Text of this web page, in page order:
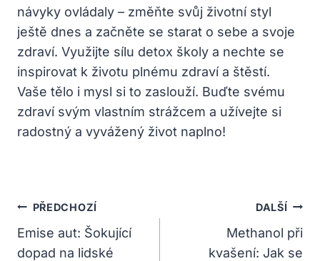
návyky ovládaly – změňte svůj životní styl
ještě dnes a začněte se starat o sebe a svoje
zdraví. Využijte sílu detox školy a nechte se
inspirovat k životu plnému zdraví a štěstí.
Vaše tělo i mysl si to zaslouží. Buďte svému
zdraví svým vlastním strážcem a užívejte si
radostný a vyvážený život naplno!
Navigace
Pro
PŘEDCHOZÍ
Emise aut: Šokující
dopad na lidské
DALŠÍ
Methanol při
kvašení: Jak se